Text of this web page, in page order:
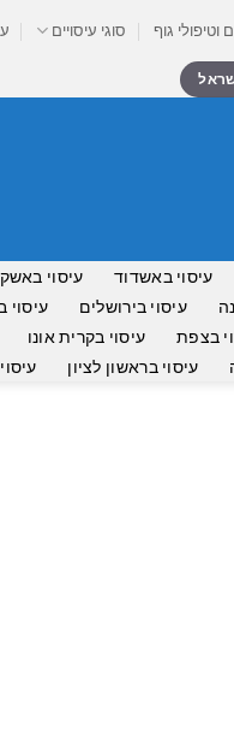
סוגי עיסויים
עיסוי באשדוד עיסוי
עיסוי בירושלים עיסוי
בצפת עיסוי בקרית אונו
עיסוי בראשון לציון